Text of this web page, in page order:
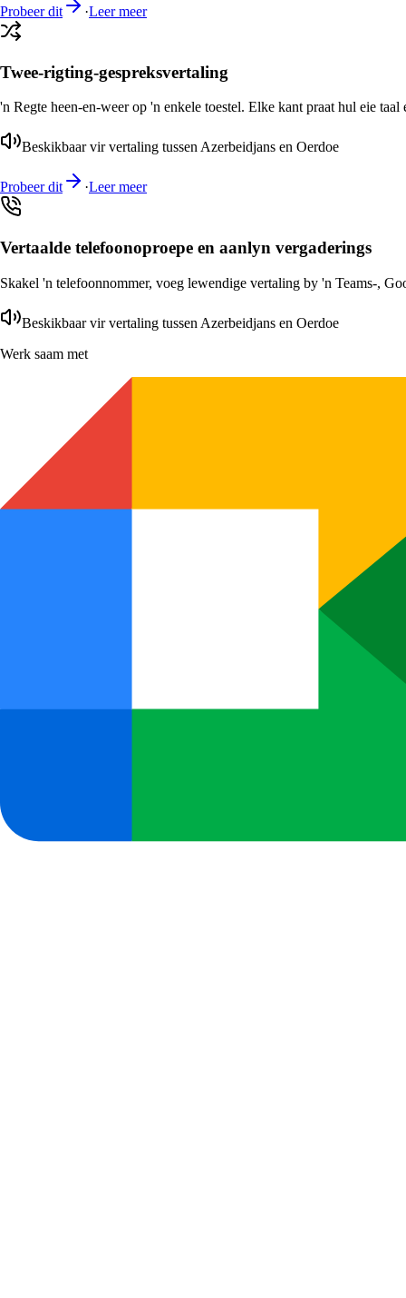
Probeer dit ·Leer meer
Twee-rigting-gespreksvertaling
'n Regte heen-en-weer op 'n enkele toestel. Elke kant praat hul eie taal
Beskikbaar vir vertaling tussen Azerbeidjans en Oerdoe
Probeer dit ·Leer meer
Vertaalde telefoonoproepe en aanlyn vergaderings
Skakel 'n telefoonnommer, voeg lewendige vertaling by 'n Teams-,
Beskikbaar vir vertaling tussen Azerbeidjans en Oerdoe
Werk saam met